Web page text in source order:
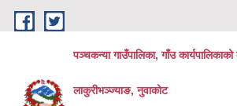
Skip to main content
पञ्‍चकन्या गाउँपालिका, गाँउ कार्यपालिकाको
लाकुरीभञ्‍ज्याङ, नुवाकोट